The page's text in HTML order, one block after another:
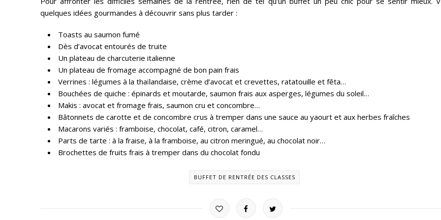
quelques idées gourmandes à découvrir sans plus tarder :
Toasts au saumon fumé
Dès d’avocat entourés de truite
Un plateau de charcuterie italienne
Un plateau de fromage accompagné de bon pain frais
Verrines : légumes à la thaïlandaise, crème d’avocat et crevettes, ratatouille et fêta…
Bouchées de quiche : épinards et moutarde, saumon frais aux asperges, légumes du soleil…
Makis : avocat et fromage frais, saumon cru et concombre…
Bâtonnets de carotte et de concombre crus à tremper dans une sauce au yaourt et aux herbes fraîches
Macarons variés : framboise, chocolat, café, citron, caramel…
Parts de tarte : à la fraise, à la framboise, au citron meringué, au chocolat noir…
Brochettes de fruits frais à tremper dans du chocolat fondu
BUFFET DE RENTRÉE DES CLASSES